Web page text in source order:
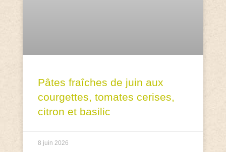
Pâtes fraîches de juin aux
courgettes, tomates cerises,
citron et basilic
8 juin 2026